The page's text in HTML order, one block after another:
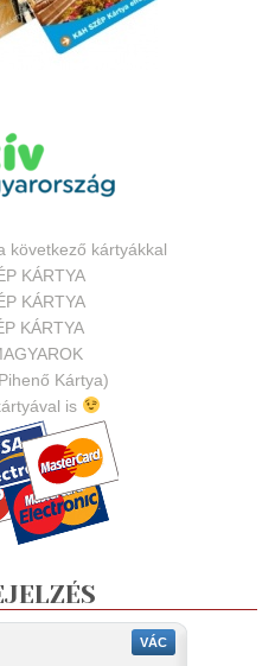
következő kártyákkal
KÁRTYA
KÁRTYA
KÁRTYA
Kártya)
is